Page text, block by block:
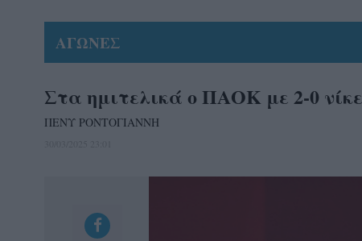
ΑΓΩΝΕΣ
Στα ημιτελικά ο ΠΑΟΚ με 2-0
ΠΕΝΥ ΡΟΝΤΟΓΙΑΝΝΗ